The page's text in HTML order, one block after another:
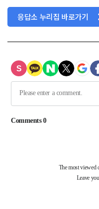
응답소 누리집 바로가기